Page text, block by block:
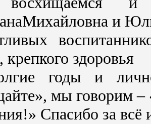
и
крепкого здоровья
годы и
мы говорим –
Спасибо за